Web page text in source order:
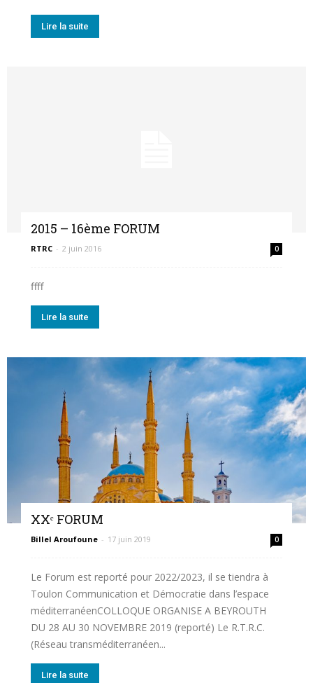
Lire la suite
2015 – 16ème FORUM
RTRC - 2 juin 2016 0
ffff
Lire la suite
XXᵉ FORUM
Billel Aroufoune - 17 juin 2019 0
Le Forum est reporté pour 2022/2023, il se tiendra à
Toulon Communication et Démocratie dans l’espace
méditerranéenCOLLOQUE ORGANISE A BEYROUTH
DU 28 AU 30 NOVEMBRE 2019 (reporté) Le R.T.R.C.
(Réseau transméditerranéen...
Lire la suite